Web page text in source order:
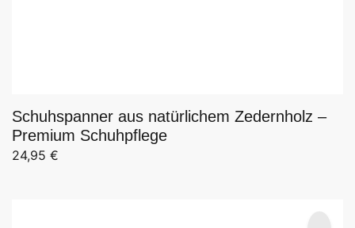
Schuhspanner aus natürlichem Zedernholz –
Premium Schuhpflege
24,95 €